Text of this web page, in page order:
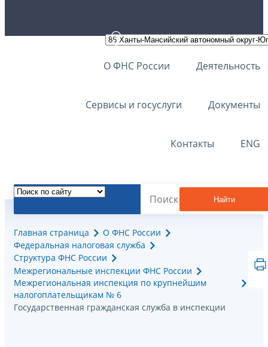
О ФНС России Деятельность
Сервисы и госуслуги Документы
Контакты ENG
Найти
Главная страница
О ФНС России
Федеральная налоговая служба
Структура ФНС России
Межрегиональные инспекции ФНС России
Межрегиональная инспекция по крупнейшим
налогоплательщикам № 6
Государственная гражданская служба в инспекции